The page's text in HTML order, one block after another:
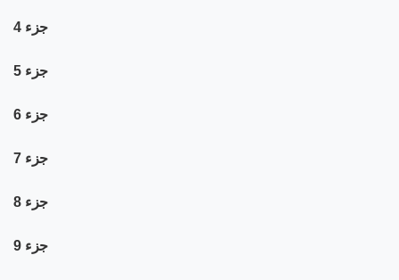
جزء 4
جزء 5
جزء 6
جزء 7
جزء 8
جزء 9